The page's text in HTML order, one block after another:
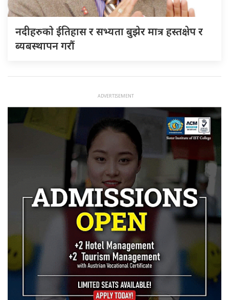
नदीहरुकाे ईतिहास र सभ्यता बुझेर मात्र हस्तक्षेप र
ब्यबस्थापन गराैं